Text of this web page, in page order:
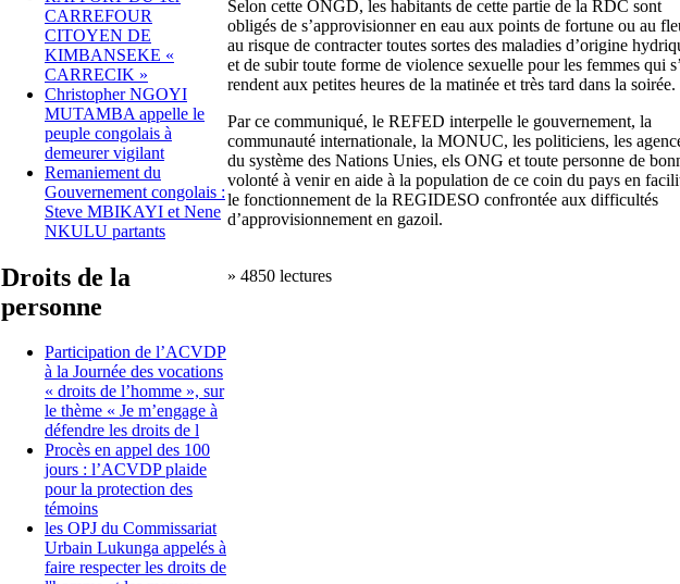
CARREFOUR
CITOYEN DE
KIMBANSEKE «
CARRECIK »
Christopher NGOYI
MUTAMBA appelle le
peuple congolais à
demeurer vigilant
Remaniement du
Gouvernement congolais :
Steve MBIKAYI et Nene
NKULU partants
Droits de la
personne
Participation de l’ACVDP
à la Journée des vocations
« droits de l’homme », sur
le thème « Je m’engage à
défendre les droits de l
Procès en appel des 100
jours : l’ACVDP plaide
pour la protection des
témoins
les OPJ du Commissariat
Urbain Lukunga appelés à
faire respecter les droits de
Selon cette ONGD, les habitants de cette partie de la RDC sont
obligés de s’approvisionner en eau aux points de fortune ou au
au risque de contracter toutes sortes des maladies d’origine
et de subir toute forme de violence sexuelle pour les femmes qui
rendent aux petites heures de la matinée et très tard dans la soirée.
Par ce communiqué, le REFED interpelle le gouvernement, la
communauté internationale, la MONUC, les politiciens, les
du système des Nations Unies, els ONG et toute personne de
volonté à venir en aide à la population de ce coin du pays en
le fonctionnement de la REGIDESO confrontée aux difficultés
d’approvisionnement en gazoil.
» 4850 lectures